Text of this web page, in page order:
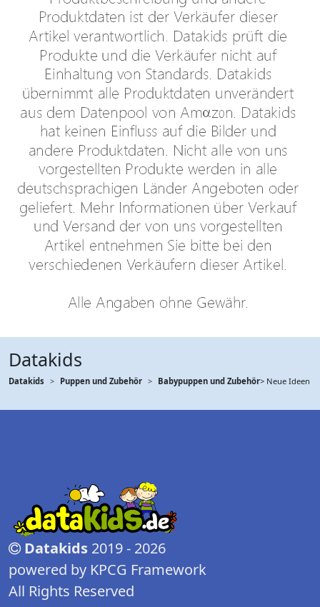
Datakids
Datakids Puppen und Zubehör Babypuppen und Zubehör> Neue Ideen
Datakids 2019 - 2026
powered by KPCG Framework
All Rights Reserved